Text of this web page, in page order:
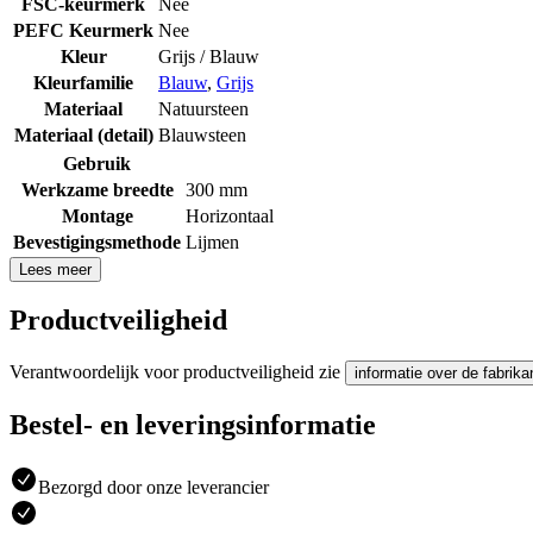
PEFC Keurmerk Nee
Kleur
Grijs / Blauw
Kleurfamilie
Blauw, Grijs
Materiaal
Natuursteen
Materiaal (detail) Blauwsteen
Gebruik
Werkzame breedte
300 mm
Montage
Horizontaal
Bevestigingsmethode Lijmen
Lees meer
Productveiligheid
Verantwoordelijk voor productveiligheid zie informatie over de
Bestel- en leveringsinformatie
Bezorgd door onze leverancier